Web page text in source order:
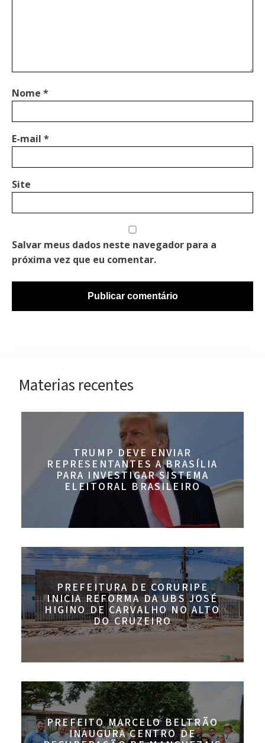
Nome *
E-mail *
Site
Salvar meus dados neste navegador para a
próxima vez que eu comentar.
Materias recentes
TRUMP DEVE ENVIAR
REPRESENTANTES A BRASÍLIA
PARA INVESTIGAR SISTEMA
ELEITORAL BRASILEIRO
PREFEITURA DE CORURIPE
INICIA REFORMA DA UBS JOSÉ
HIGINO DE CARVALHO NO ALTO
DO CRUZEIRO
PREFEITO MARCELO BELTRÃO
INAUGURA CENTRO DE